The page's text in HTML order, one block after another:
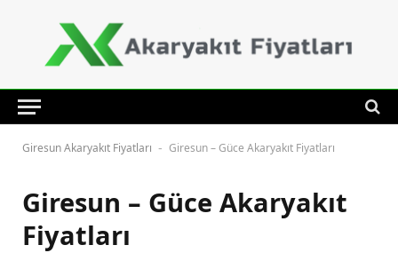
Giresun Akaryakıt Fiyatları - Giresun – Güce Akaryakıt Fiyatları
Giresun – Güce Akaryakıt
Fiyatları